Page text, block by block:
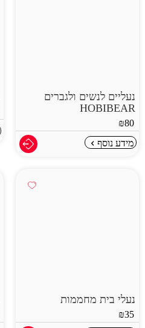
נעליים לנשים ולגברים
HOBIBEAR
₪80
מידע נוסף
נעלי בית מחממות
₪35